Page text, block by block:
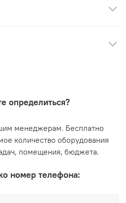
определиться?
менеджерам. Бесплатно
количество оборудования
помещения, бюджета.
номер телефона: